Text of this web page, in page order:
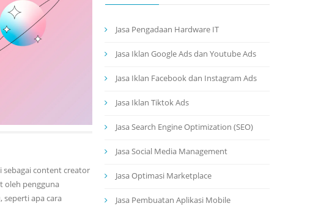
sebagai content creator
oleh pengguna
apa cara
Jasa Pengadaan Hardware IT
Jasa Iklan Google Ads dan Youtube Ads
Jasa Iklan Facebook dan Instagram Ads
Jasa Iklan Tiktok Ads
Jasa Search Engine Optimization (SEO)
Jasa Social Media Management
Jasa Optimasi Marketplace
Jasa Pembuatan Aplikasi Mobile